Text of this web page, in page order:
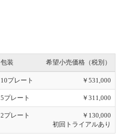
包装 希望小売価格（税別）
10プレート ￥531,000
5プレート ￥311,000
2プレート
￥130,000
初回トライアルあり